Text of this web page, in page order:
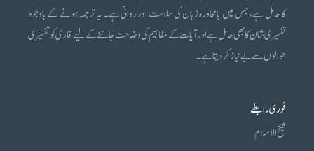
کا حامل ہے، جس میں بامحاورہ زبان کی سلاست اور روانی ہے۔ یہ ترجمہ ہونے کے باوجود
تفسیری شان کا بھی حامل ہے اور آیات کے مفاہیم کی وضاحت جاننے کے لیے قاری کو تفسیری
حوالوں سے بے نیاز کر دیتا ہے۔
فوری رابطے
شیخ الاسلام